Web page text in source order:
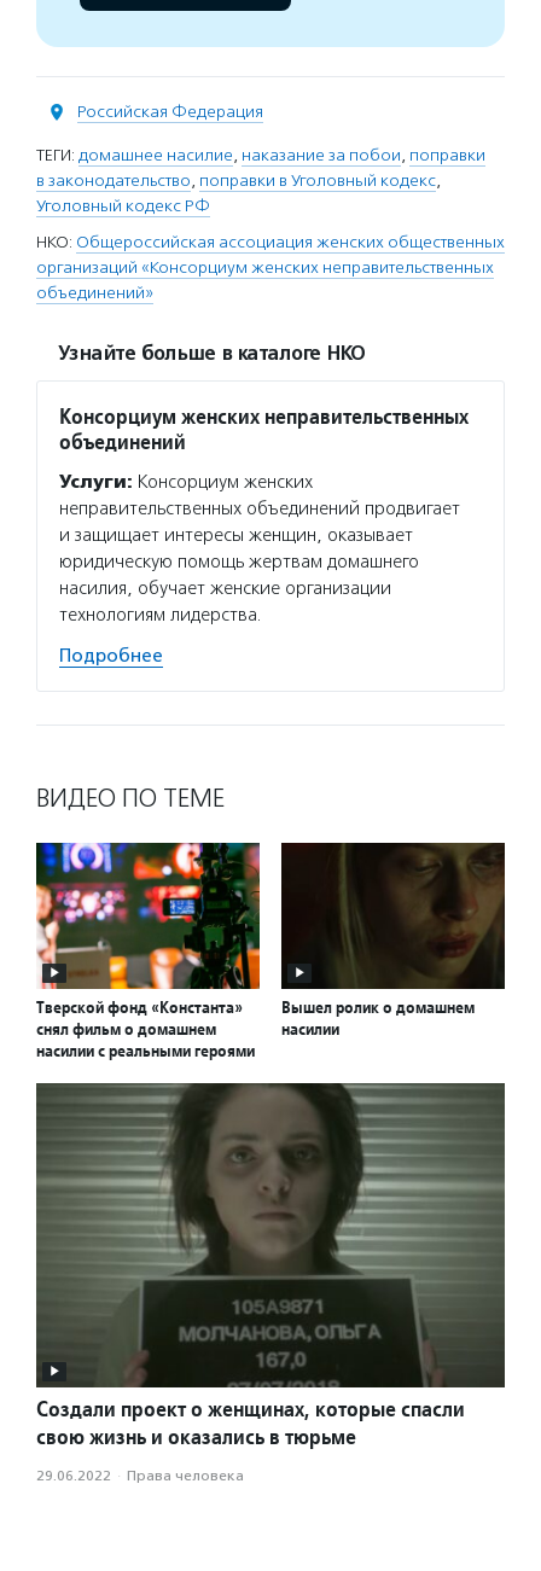
Российская Федерация
ТЕГИ: домашнее насилие, наказание за побои, поправки
в законодательство, поправки в Уголовный кодекс,
Уголовный кодекс РФ
НКО: Общероссийская ассоциация женских общественных
организаций «Консорциум женских неправительственных
объединений»
Узнайте больше в каталоге НКО
Консорциум женских неправительственных
объединений
Услуги: Консорциум женских
неправительственных объединений продвигает
и защищает интересы женщин, оказывает
юридическую помощь жертвам домашнего
насилия, обучает женские организации
технологиям лидерства.
Подробнее
ВИДЕО ПО ТЕМЕ
Тверской фонд «Константа»
снял фильм о домашнем
насилии с реальными героями
Вышел ролик о домашнем
насилии
Создали проект о женщинах, которые спасли
свою жизнь и оказались в тюрьме
29.06.2022 · Права человека